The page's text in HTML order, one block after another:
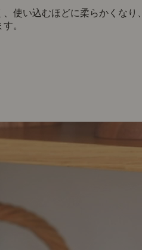
、使い込むほどに柔らかくなり
。